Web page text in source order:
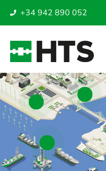
+34 942 890 052